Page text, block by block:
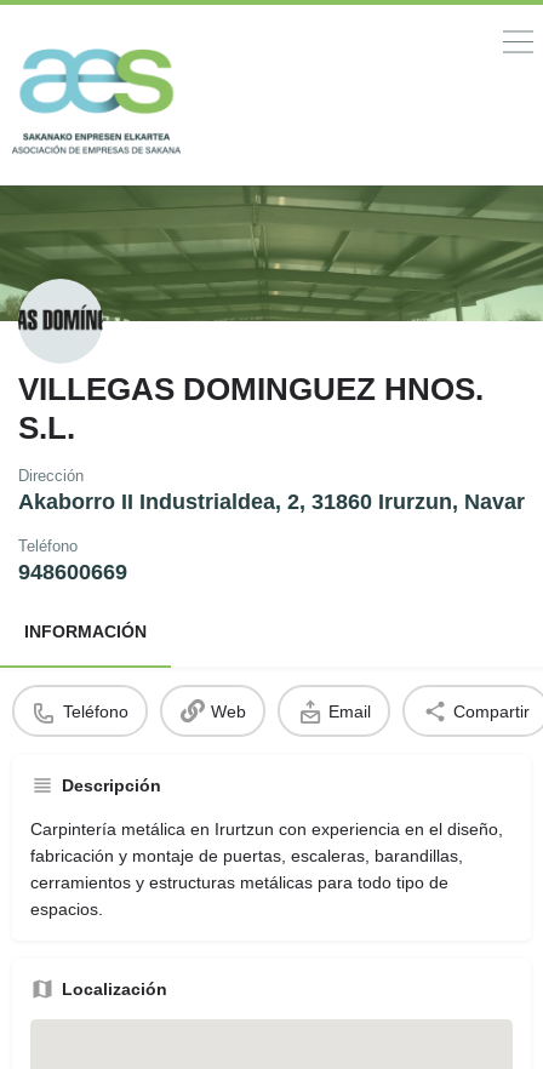
VILLEGAS DOMINGUEZ HNOS.
S.L.
Dirección
Akaborro II Industrialdea, 2, 31860 Irurzun,
Teléfono
948600669
INFORMACIÓN
Teléfono Web Email Compartir
Descripción
Carpintería metálica en Irurtzun con experiencia en el diseño,
fabricación y montaje de puertas, escaleras, barandillas,
cerramientos y estructuras metálicas para todo tipo de
espacios.
Localización